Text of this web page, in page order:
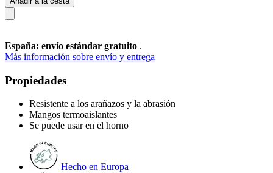
España: envío estándar gratuito .
Más información sobre envío y entrega
Propiedades
Resistente a los arañazos y la abrasión
Mangos termoaislantes
Se puede usar en el horno
Hecho en Europa